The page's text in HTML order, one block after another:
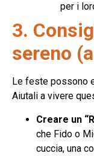
per i
3.
sereno
Le feste possono
Aiutali a vivere
Creare un
che Fido o
cuccia, una